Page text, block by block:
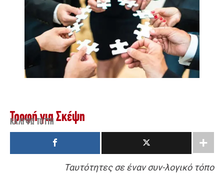
Τροφή για Σκέψη
ΚΑΛΥΨΏ ΤΌΤΤΗ
Ταυτότητες σε έναν συν-λογικό τόπο